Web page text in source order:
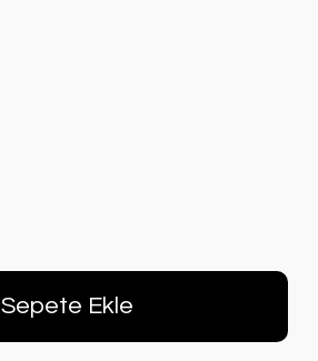
Sepete Ekle